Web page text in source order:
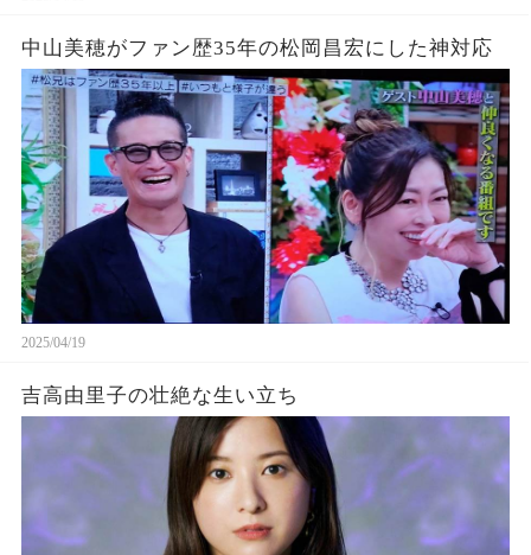
中山美穂がファン歴35年の松岡昌宏にした神対応
2025/04/19
吉高由里子の壮絶な生い立ち